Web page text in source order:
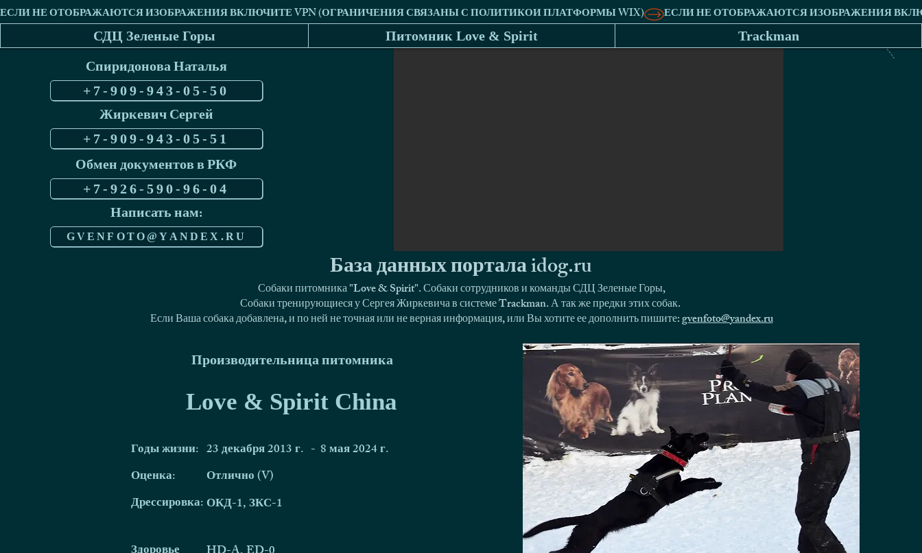
СДЦ Зеленые Горы Питомник Love & Spirit Trackman
Спиридонова Наталья
+7-909-943-05-50
Жиркевич Сергей
+7-909-943-05-51
Обмен документов в РКФ
+7-926-590-96-04
Написать нам:
GVENFOTO@YANDEX.RU
База данных портала idog.ru
Собаки питомника "Love & Spirit". Собаки сотрудников и команды СДЦ Зеленые Горы,
Собаки тренирующиеся у Сергея Жиркевича в системе Trackman. А так же предки этих собак.
Если Ваша собака добавлена, и по ней не точная или не верная информация, или Вы хотите ее дополнить пишите:gvenfoto@yandex.ru
Производительница питомника
Love & Spirit China
Годы жизни: 23 декабря 2013 г. - 8 мая 2024 г.
Оценка:
Отлично (V)
Дрессировка:ОКД-1, ЗКС-1